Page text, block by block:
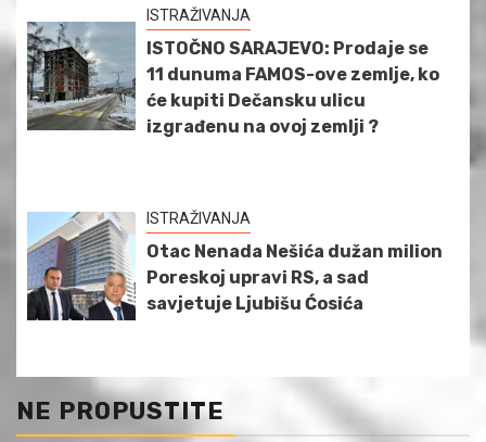
ISTRAŽIVANJA
ISTOČNO SARAJEVO: Prodaje se
11 dunuma FAMOS-ove zemlje, ko
će kupiti Dečansku ulicu
izgrađenu na ovoj zemlji ?
ISTRAŽIVANJA
Otac Nenada Nešića dužan milion
Poreskoj upravi RS, a sad
savjetuje Ljubišu Ćosića
NE PROPUSTITE